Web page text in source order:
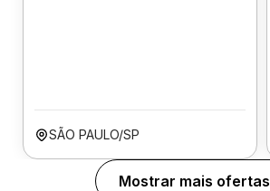
SÃO PAULO/SP
Mostrar mais ofertas